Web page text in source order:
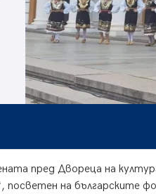
пред Двореца на
посветен на българските